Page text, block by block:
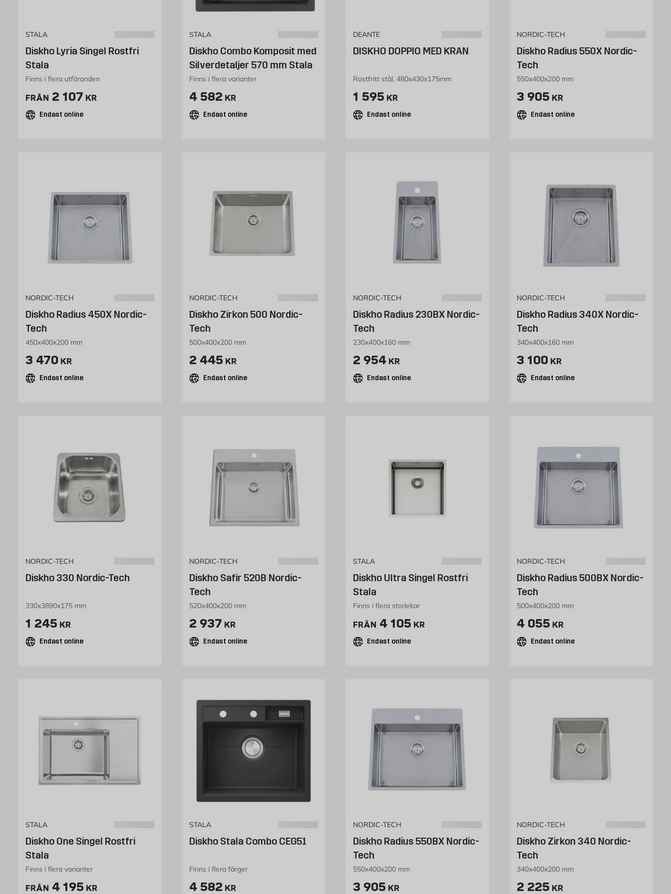
STALA
Diskho Lyria Singel Rostfri
Stala
Finns i flera utföranden
FRÅN Pris 2107 kr
2 107 KR
Endast online
STALA
Diskho Combo Komposit med
Silverdetaljer 570 mm Stala
Finns i flera varianter
Pris 4582 kr
4 582 KR
Endast online
DEANTE
DISKHO DOPPIO MED KRAN
Rostfritt stål, 480x430x175mm
Pris 1595 kr
1 595 KR
Endast online
NORDIC-TECH
Diskho Radius 550X Nordic-
Tech
550x400x200 mm
Pris 3905 kr
3 905 KR
Endast online
NORDIC-TECH
Diskho Radius 450X Nordic-
Tech
450x400x200 mm
Pris 3470 kr
3 470 KR
Endast online
NORDIC-TECH
Diskho Zirkon 500 Nordic-
Tech
500x400x200 mm
Pris 2445 kr
2 445 KR
Endast online
NORDIC-TECH
Diskho Radius 230BX Nordic-
Tech
230x400x160 mm
Pris 2954 kr
2 954 KR
Endast online
NORDIC-TECH
Diskho Radius 340X Nordic-
Tech
340x400x160 mm
Pris 3100 kr
3 100 KR
Endast online
NORDIC-TECH
Diskho 330 Nordic-Tech
330x3890x175 mm
Pris 1245 kr
1 245 KR
Endast online
NORDIC-TECH
Diskho Safir 520B Nordic-
Tech
520x400x200 mm
Pris 2937 kr
2 937 KR
Endast online
STALA
Diskho Ultra Singel Rostfri
Stala
Finns i flera storlekar
FRÅN Pris 4105 kr
4 105 KR
Endast online
NORDIC-TECH
Diskho Radius 500BX Nordic-
Tech
500x400x200 mm
Pris 4055 kr
4 055 KR
Endast online
STALA
Diskho One Singel Rostfri
Stala
Finns i flera varianter
FRÅN Pris 4195 kr
4 195 KR
STALA
Diskho Stala Combo CEG51
Finns i flera färger
Pris 4582 kr
4 582 KR
NORDIC-TECH
Diskho Radius 550BX Nordic-
Tech
550x400x200 mm
Pris 3905 kr
3 905 KR
NORDIC-TECH
Diskho Zirkon 340 Nordic-
Tech
340x400x200 mm
Pris 2225 kr
2 225 KR